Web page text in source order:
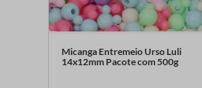
Micanga Entremeio Urso Luli
14x12mm Pacote com 500g